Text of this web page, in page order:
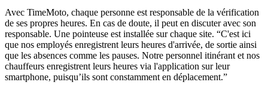
Avec TimeMoto, chaque personne est responsable de la vérification
de ses propres heures. En cas de doute, il peut en discuter avec son
responsable. Une pointeuse est installée sur chaque site. “C'est ici
que nos employés enregistrent leurs heures d'arrivée, de sortie ainsi
que les absences comme les pauses. Notre personnel itinérant et nos
chauffeurs enregistrent leurs heures via l'application sur leur
smartphone, puisqu’ils sont constamment en déplacement.”